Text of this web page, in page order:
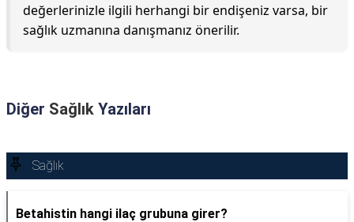
değerlerinizle ilgili herhangi bir endişeniz varsa, bir
sağlık uzmanına danışmanız önerilir.
Diğer Sağlık Yazıları
Sağlık
Betahistin hangi ilaç grubuna girer?